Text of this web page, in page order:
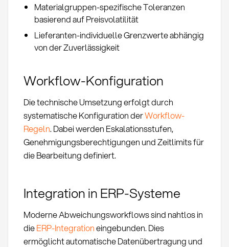
Materialgruppen-spezifische Toleranzen
basierend auf Preisvolatilität
Lieferanten-individuelle Grenzwerte abhängig
von der Zuverlässigkeit
Workflow-Konfiguration
Die technische Umsetzung erfolgt durch
systematische Konfiguration derWorkflow-
Regeln. Dabei werden Eskalationsstufen,
Genehmigungsberechtigungen und Zeitlimits für
die Bearbeitung definiert.
Integration in ERP-Systeme
Moderne Abweichungsworkflows sind nahtlos in
dieERP-Integrationeingebunden. Dies
ermöglicht automatische Datenübertragung und